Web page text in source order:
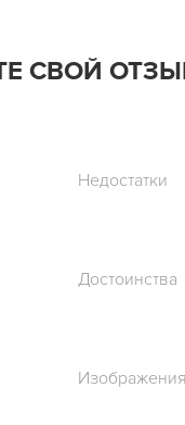
СВОЙ
Недостатки
Достоинства
Изображения